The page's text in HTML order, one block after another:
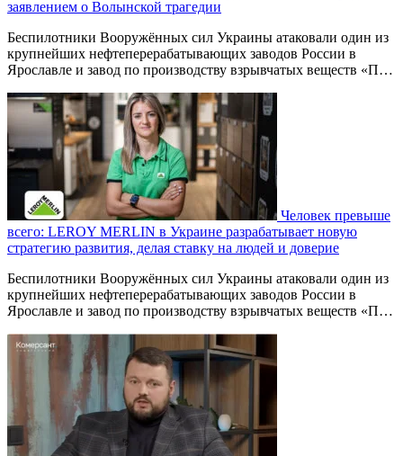
заявлением о Волынской трагедии
Беспилотники Вооружённых сил Украины атаковали один из
крупнейших нефтеперерабатывающих заводов России в
Ярославле и завод по производству взрывчатых веществ «П…
Человек превыше
всего: LEROY MERLIN в Украине разрабатывает новую
стратегию развития, делая ставку на людей и доверие
Беспилотники Вооружённых сил Украины атаковали один из
крупнейших нефтеперерабатывающих заводов России в
Ярославле и завод по производству взрывчатых веществ «П…